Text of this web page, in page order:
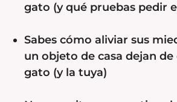
gato (y qué pruebas pedir
Sabes cómo aliviar sus
un objeto de casa dejan
gato (y la tuya)